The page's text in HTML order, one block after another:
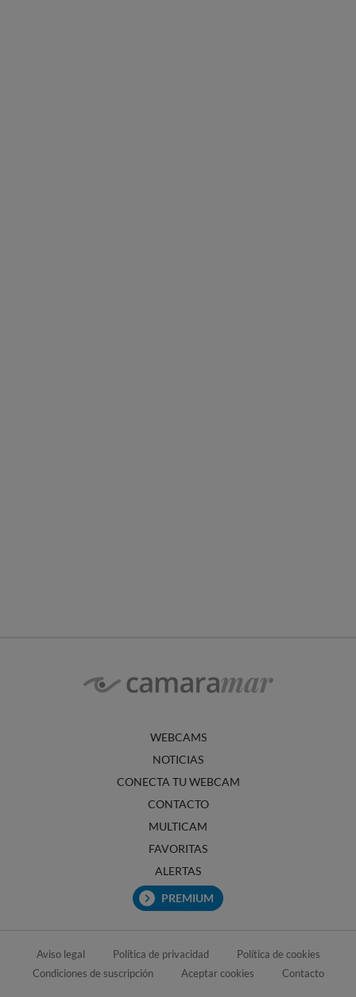
WEBCAMS
NOTICIAS
CONECTA TU WEBCAM
CONTACTO
MULTICAM
FAVORITAS
ALERTAS
PREMIUM
Aviso legal Política de privacidad
Política de cookies
Condiciones de suscripción
Aceptar cookies Contacto